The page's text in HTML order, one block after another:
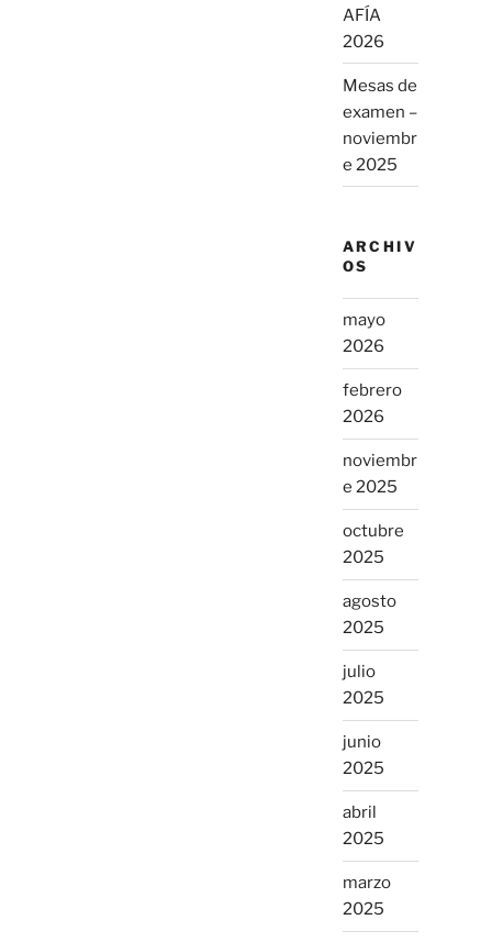
AFÍA
2026
Mesas de
examen –
noviembr
e 2025
ARCHIV
OS
mayo
2026
febrero
2026
noviembr
e 2025
octubre
2025
agosto
2025
julio
2025
junio
2025
abril
2025
marzo
2025